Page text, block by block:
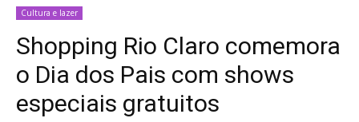
Cultura e lazer
Shopping Rio Claro comemora
o Dia dos Pais com shows
especiais gratuitos